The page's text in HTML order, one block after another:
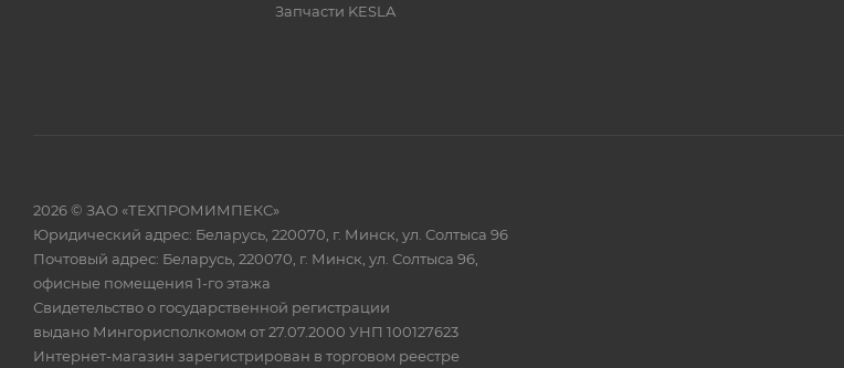
Запчасти KESLA
2026 © ЗАО «ТЕХПРОМИМПЕКС»
Юридический адрес: Беларусь, 220070, г. Минск, ул. Солтыса 96
Почтовый адрес: Беларусь, 220070, г. Минск, ул. Солтыса 96,
офисные помещения 1-го этажа
Свидетельство о государственной регистрации
выдано Мингорисполкомом от 27.07.2000 УНП 100127623
Интернет-магазин зарегистрирован в торговом реестре